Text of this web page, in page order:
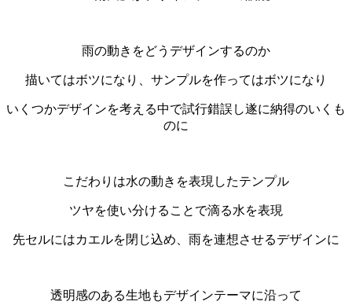
雨の動きをどうデザインするのか
描いてはボツになり、サンプルを作ってはボツになり
いくつかデザインを考える中で試行錯誤し遂に納得のいくも
のに
こだわりは水の動きを表現したテンプル
ツヤを使い分けることで滴る水を表現
先セルにはカエルを閉じ込め、雨を連想させるデザインに
透明感のある生地もデザインテーマに沿って